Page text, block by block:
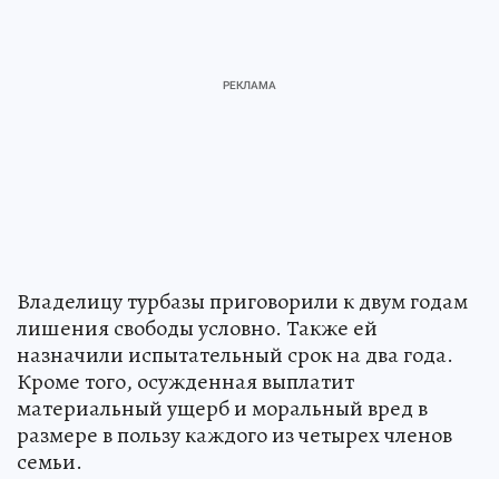
Владелицу турбазы приговорили к двум годам
лишения свободы условно. Также ей
назначили испытательный срок на два года.
Кроме того, осужденная выплатит
материальный ущерб и моральный вред в
размере в пользу каждого из четырех членов
семьи.